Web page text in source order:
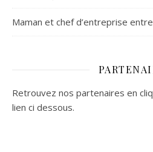
Maman et chef d’entreprise
Retrouvez nos partenaires en
lien ci dessous.